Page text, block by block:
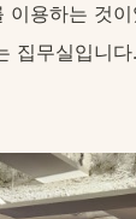
이용하는 것
집무실입니다.